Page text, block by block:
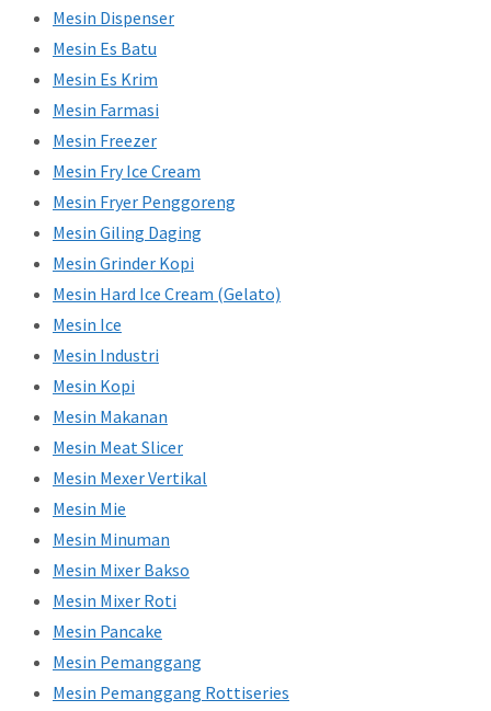
Mesin Dispenser
Mesin Es Batu
Mesin Es Krim
Mesin Farmasi
Mesin Freezer
Mesin Fry Ice Cream
Mesin Fryer Penggoreng
Mesin Giling Daging
Mesin Grinder Kopi
Mesin Hard Ice Cream (Gelato)
Mesin Ice
Mesin Industri
Mesin Kopi
Mesin Makanan
Mesin Meat Slicer
Mesin Mexer Vertikal
Mesin Mie
Mesin Minuman
Mesin Mixer Bakso
Mesin Mixer Roti
Mesin Pancake
Mesin Pemanggang
Mesin Pemanggang Rottiseries